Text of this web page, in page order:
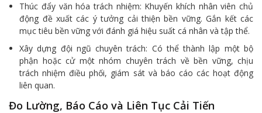
Thúc đẩy văn hóa trách nhiệm: Khuyến khích nhân viên chủ
động đề xuất các ý tưởng cải thiện bền vững. Gắn kết các
mục tiêu bền vững với đánh giá hiệu suất cá nhân và tập thể.
Xây dựng đội ngũ chuyên trách: Có thể thành lập một bộ
phận hoặc cử một nhóm chuyên trách về bền vững, chịu
trách nhiệm điều phối, giám sát và báo cáo các hoạt động
liên quan.
Đo Lường, Báo Cáo và Liên Tục Cải Tiến